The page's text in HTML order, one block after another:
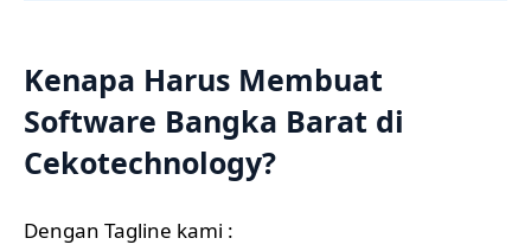
Kenapa Harus Membuat
Software Bangka Barat di
Cekotechnology?
Dengan Tagline kami :